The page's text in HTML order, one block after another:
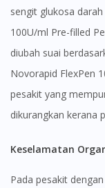
sengit glukosa
100U/ml Pre-filled
diubah suai
Novorapid FlexPen
pesakit yang
dikurangkan kerana
Keselamatan
Pada pesakit